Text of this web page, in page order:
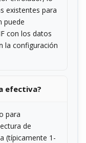
existentes para
puede
con los datos
la configuración
efectiva?
para
de
(típicamente 1-